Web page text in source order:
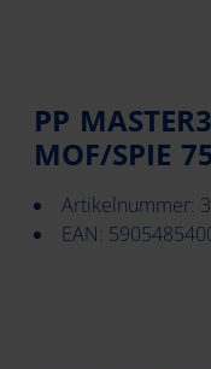
PP
MOF/SPIE
Artikelnummer:
EAN: